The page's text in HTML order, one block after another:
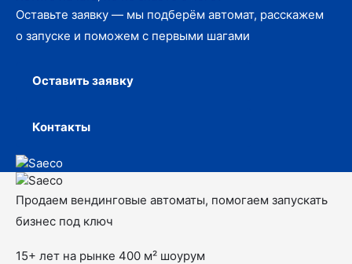
Оставьте заявку — мы подберём автомат, расскажем
о запуске и поможем с первыми шагами
Оставить заявку
Контакты
Продаем вендинговые автоматы, помогаем запускать
бизнес под ключ
15+ лет на рынке 400 м² шоурум